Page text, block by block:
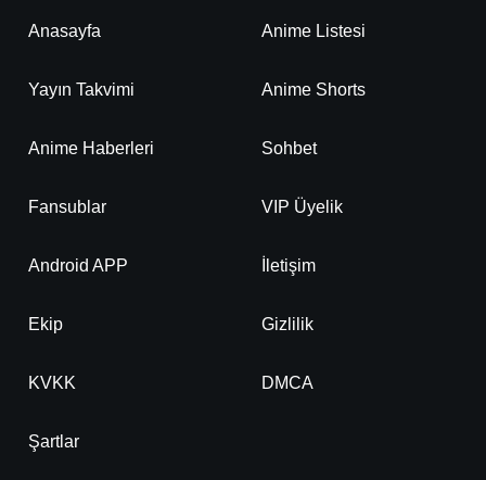
Anasayfa Anime Listesi
Yayın Takvimi Anime Shorts
Anime Haberleri Sohbet
Fansublar VIP Üyelik
Android APP İletişim
Ekip Gizlilik
KVKK DMCA
Şartlar